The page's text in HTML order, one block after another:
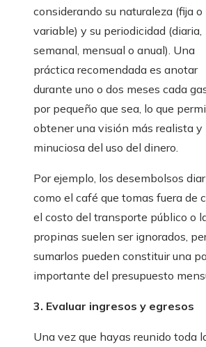
considerando su naturaleza (fija o
variable) y su periodicidad (diaria,
semanal, mensual o anual). Una
práctica recomendada es anotar
durante uno o dos meses cada
por pequeño que sea, lo que
obtener una visión más realista y
minuciosa del uso del dinero.
Por ejemplo, los desembolsos
como el café que tomas fuera de
el costo del transporte público o
propinas suelen ser ignorados,
sumarlos pueden constituir una
importante del presupuesto
3. Evaluar ingresos y egresos
Una vez que hayas reunido toda